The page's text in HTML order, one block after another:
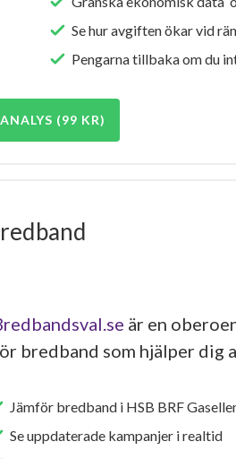
Se hur avgiften ökar vid
Pengarna tillbaka om du
(99 KR)
är en
bredband som hjälper dig
Jämför bredband i HSB BRF
Se uppdaterade kampanjer i realtid